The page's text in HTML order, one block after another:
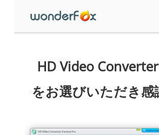
HD Video
をお選びいただき